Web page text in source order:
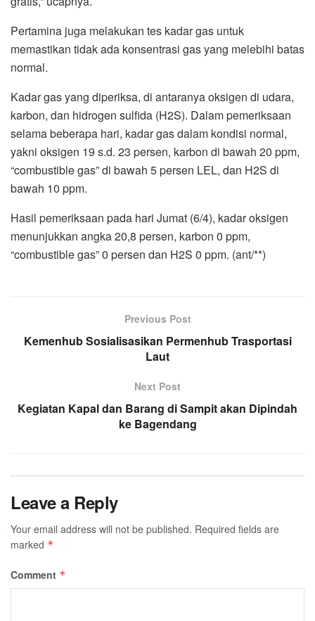
Pertamina juga melakukan tes kadar gas untuk
memastikan tidak ada konsentrasi gas yang melebihi batas
normal.
Kadar gas yang diperiksa, di antaranya oksigen di udara,
karbon, dan hidrogen sulfida (H2S). Dalam pemeriksaan
selama beberapa hari, kadar gas dalam kondisi normal,
yakni oksigen 19 s.d. 23 persen, karbon di bawah 20 ppm,
“combustible gas” di bawah 5 persen LEL, dan H2S di
bawah 10 ppm.
Hasil pemeriksaan pada hari Jumat (6/4), kadar oksigen
menunjukkan angka 20,8 persen, karbon 0 ppm,
“combustible gas” 0 persen dan H2S 0 ppm. (ant/**)
Previous Post
Kemenhub Sosialisasikan Permenhub Trasportasi
Laut
Next Post
Kegiatan Kapal dan Barang di Sampit akan Dipindah
ke Bagendang
Leave a Reply
Your email address will not be published. Required fields are
marked *
Comment *